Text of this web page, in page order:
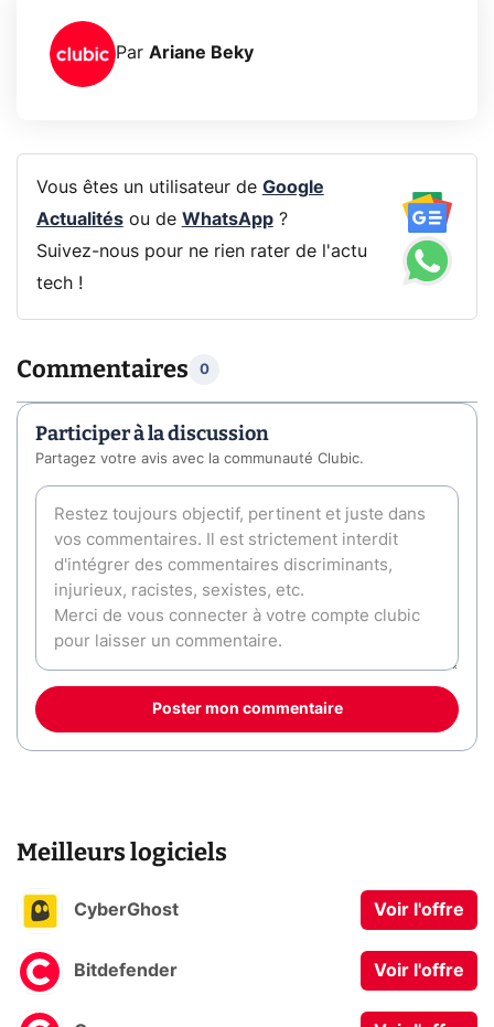
Par Ariane Beky
Vous êtes un utilisateur de Google
Actualitésou de WhatsApp?
Suivez-nous pour ne rien rater de l'actu
tech !
Commentaires 0
Participer à la discussion
Partagez votre avis avec la communauté Clubic.
Poster mon commentaire
Meilleurs logiciels
CyberGhost Voir l'offre
Bitdefender Voir l'offre